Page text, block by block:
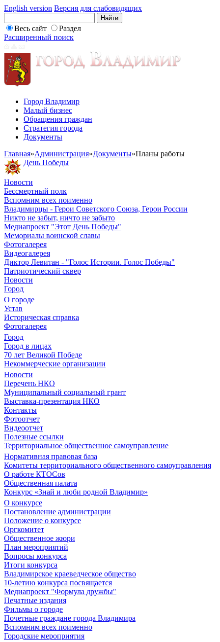
English version Версия для слабовидящих
Весь сайт
Раздел
Расширенный поиск
Город Владимир
Малый бизнес
Обращения граждан
Стратегия города
Документы
Главная»Администрация»Документы»Планы работы
День Победы
Новости
Бессмертный полк
Вспомним всех поименно
Владимирцы - Герои Советского Союза, Герои России
Никто не забыт, ничто не забыто
Медиапроект "Этот День Победы"
Мемориалы воинской славы
Фотогалерея
Видеогалерея
Диктор Левитан - "Голос Истории. Голос Победы"
Патриотический сквер
Новости
Город
О городе
Устав
Историческая справка
Фотогалерея
Город
Город в лицах
70 лет Великой Победе
Некоммерческие организации
Новости
Перечень НКО
Муниципальный социальный грант
Выставка-презентация НКО
Контакты
Фотоотчет
Видеоотчет
Полезные ссылки
Территориальное общественное самоуправление
Нормативная правовая база
Комитеты территориального общественного самоуправления
О работе КТОСов
Общественная палата
Конкурс «Знай и люби родной Владимир»
О конкурсе
Постановление администрации
Положение о конкурсе
Оргкомитет
Общественное жюри
План мероприятий
Вопросы конкурса
Итоги конкурса
Владимирское краеведческое общество
10-летию конкурса посвящается
Медиапроект "Формула дружбы"
Печатные издания
Фильмы о городе
Почетные граждане города Владимира
Вспомним всех поименно
Городские мероприятия